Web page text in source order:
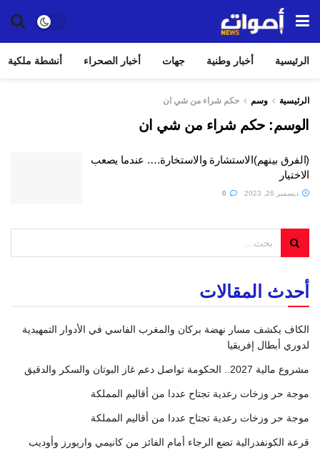
الرئيسية أخبار وطنية جهات أخبار الصحراء أنشطة ملكية
الرئيسية وسم حكم شراء من شي ان
الوسم:حكم شراء من شي ان
(الفرق بينهم)الاستشارة والاستخارة…. عندما يصعب
الاختيار
ديسمبر 26, 2023
أحدث المقالات
الكاف يكشف مسار نهضة بركان والمغرب الفاسي في الأدوار التمهيدية
لدوري أبطال إفريقيا
مشروع مالية 2027.. الحكومة تواصل دعم غاز البوتان والسكر والدقيق
موجة حر وزخات رعدية تجتاح عددا من أقاليم المملكة
موجة حر وزخات رعدية تجتاح عددا من أقاليم المملكة
قرعة الكونفدرالية تضع الرجاء أمام الفائز من كانيمي واريورز وأوديب